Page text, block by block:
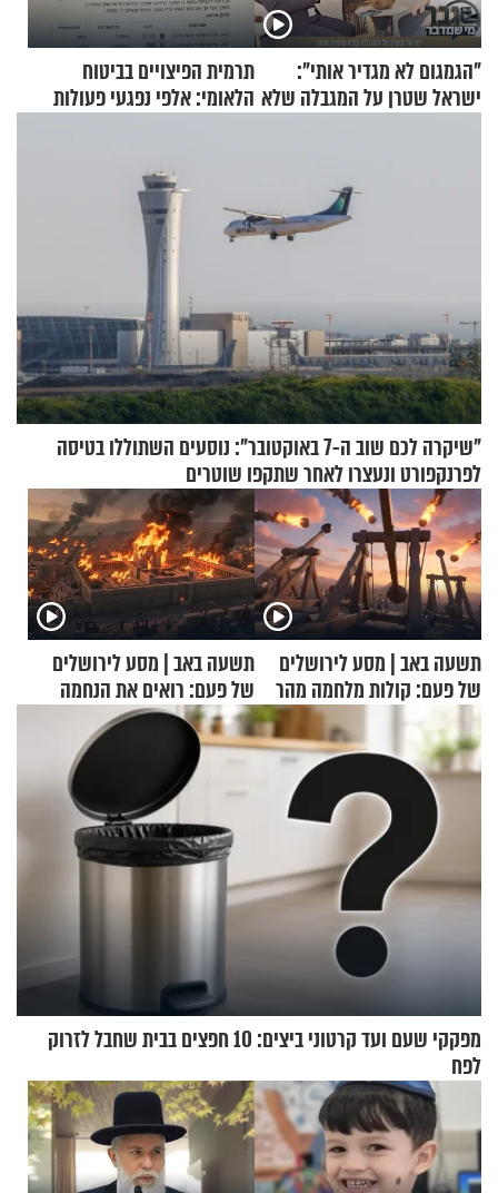
"הגמגום לא מגדיר אותי":
ישראל שטרן על המגבלה שלא
תרמית הפיצויים בביטוח
הלאומי: אלפי נפגעי פעולות
"שיקרה לכם שוב ה-7 באוקטובר": נוסעים השתוללו בטיסה
לפרנקפורט ונעצרו לאחר שתקפו שוטרים
תשעה באב | מסע לירושלים
של פעם: קולות מלחמה מהר
הזיתים
תשעה באב | מסע לירושלים
של פעם: רואים את הנחמה
מפקקי שעם ועד קרטוני ביצים: 10 חפצים בבית שחבל לזרוק
לפח